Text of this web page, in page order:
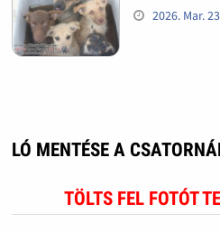
2026. Mar.
LÓ MENTÉSE A
TÖLTS FEL FOTÓT